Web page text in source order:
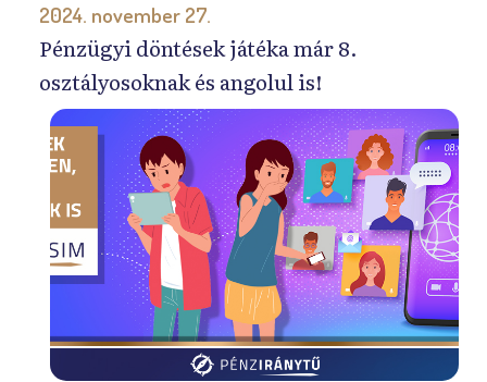
2024. november 27.
Pénzügyi döntések játéka már 8.
osztályosoknak és angolul is!